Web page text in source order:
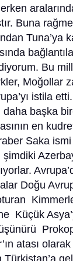
Buna
Tuna’ya
Bu
Moğollar
istila etti.
daha başka
en
Saka
şimdiki
Doğu
Küçük
atası
Türkistan’a